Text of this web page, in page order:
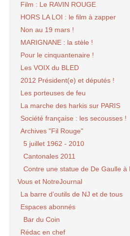
Film : Le RAVIN ROUGE
HORS LA LOI : le film à zapper
Non au 19 mars !
MARIGNANE : la stèle !
Pour le cinquantenaire !
Les VOIX du BLED
2012 Président(e) et députés !
Les porteuses de feu
La marche des harkis sur PARIS
Société française : les secousses !
Archives "Fil Rouge"
5 juillet 1962 - 2010
Cantonales 2011
Contre une statue de De Gaulle à
Vous et NotreJournal
La barre d’outils de NJ et de tous
Espaces abonnés
Bar du Coin
Rédac en chef